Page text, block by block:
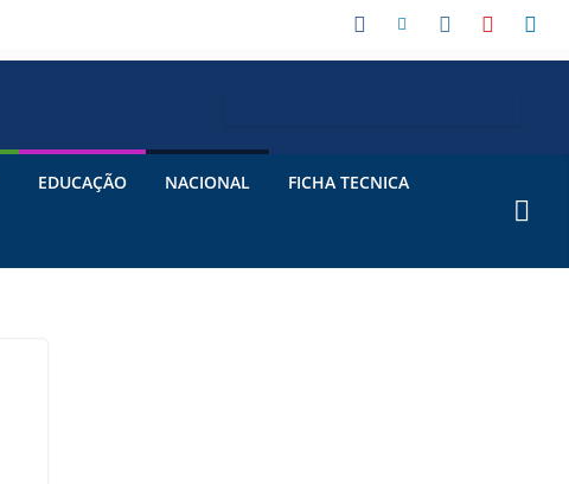
EDUCAÇÃO NACIONAL FICHA TECNICA